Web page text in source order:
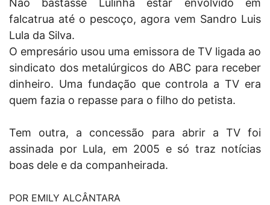
Não bastasse Lulinha estar envolvido em
falcatrua até o pescoço, agora vem Sandro Luis
Lula da Silva.
O empresário usou uma emissora de TV ligada ao
sindicato dos metalúrgicos do ABC para receber
dinheiro. Uma fundação que controla a TV era
quem fazia o repasse para o filho do petista.
Tem outra, a concessão para abrir a TV foi
assinada por Lula, em 2005 e só traz notícias
boas dele e da companheirada.
POR EMILY ALCÂNTARA